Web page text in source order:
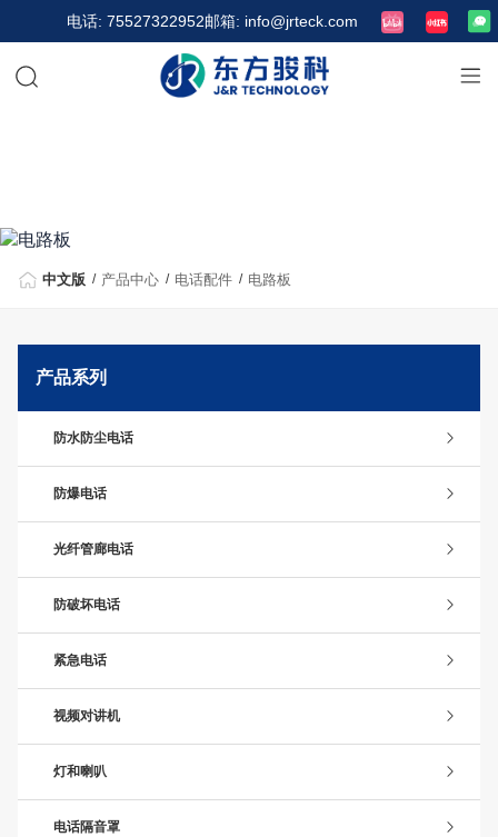
电话: 75527322952邮箱: info@jrteck.com
中文版 产品中心 电话配件 电路板
产品系列
防水防尘电话
防爆电话
光纤管廊电话
防破坏电话
紧急电话
视频对讲机
灯和喇叭
电话隔音罩